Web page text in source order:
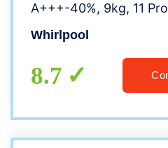
A+++-40%, 9kg, 11
Giri/Min, Bianco
Whirlpool
8.7